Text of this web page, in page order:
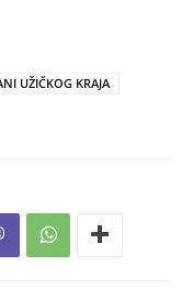
UŽIČKOG KRAJA